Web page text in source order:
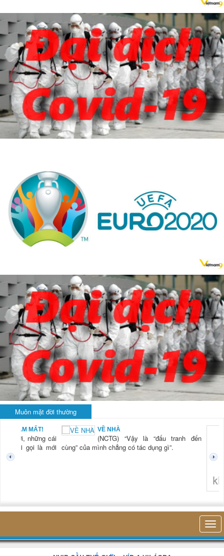
Muôn mặt đời thường
“Vậy là “đấu tranh đến
có tác dụng gì”.
LÀ... RỬA BÁT
(NCTG) “Lần đầu
tiên tôi thấy hơi
trong cái công việc
nhỏ bé đó mà